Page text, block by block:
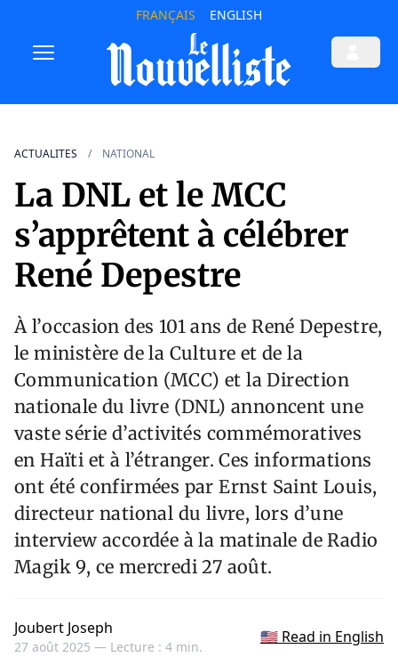
FRANÇAIS ENGLISH
ACTUALITES NATIONAL
La DNL et le MCC
s’apprêtent à célébrer
René Depestre
À l’occasion des 101 ans de René Depestre,
le ministère de la Culture et de la
Communication (MCC) et la Direction
nationale du livre (DNL) annoncent une
vaste série d’activités commémoratives
en Haïti et à l’étranger. Ces informations
ont été confirmées par Ernst Saint Louis,
directeur national du livre, lors d’une
interview accordée à la matinale de Radio
Magik 9, ce mercredi 27 août.
Joubert Joseph
27 août 2025 — Lecture : 4 min.
🇺🇸 Read in English